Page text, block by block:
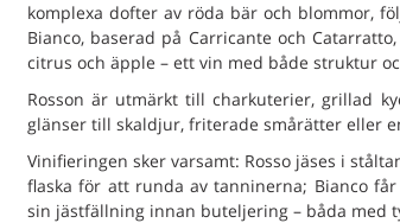
komplexa dofter av röda bär och blommor,
Bianco, baserad på Carricante och
citrus och äpple – ett vin med både struktur
Rosson är utmärkt till charkuterier, grillad
glänser till skaldjur, friterade smårätter eller
Vinifieringen sker varsamt: Rosso jäses i
flaska för att runda av tanninerna; Bianco
sin jästfällning innan buteljering – båda med